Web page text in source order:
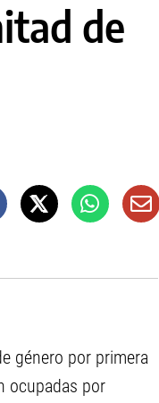
de
género por primera
ocupadas por